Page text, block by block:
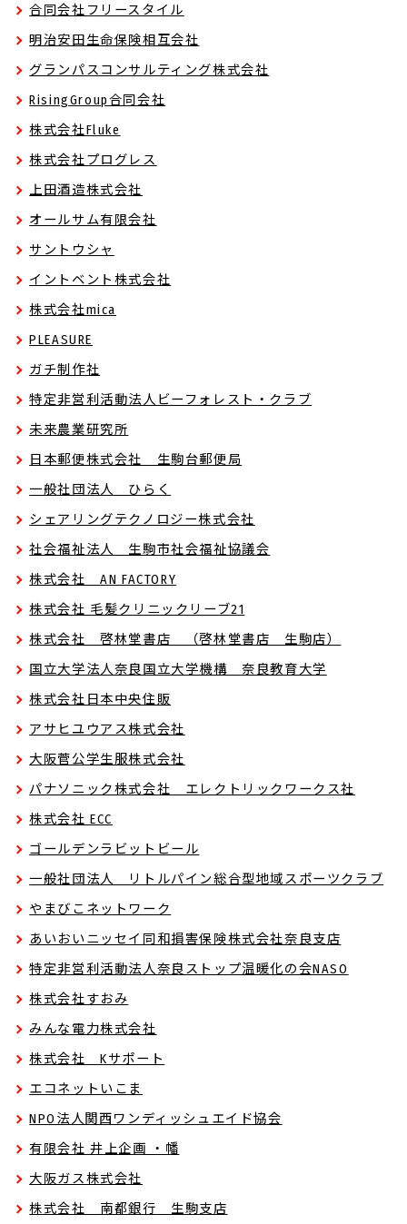
合同会社フリースタイル
明治安田生命保険相互会社
グランパスコンサルティング株式会社
RisingGroup合同会社
株式会社Fluke
株式会社プログレス
上田酒造株式会社
オールサム有限会社
サントウシャ
イントベント株式会社
株式会社mica
PLEASURE
ガチ制作社
特定非営利活動法人ビーフォレスト・クラブ
未来農業研究所
日本郵便株式会社 生駒台郵便局
一般社団法人 ひらく
シェアリングテクノロジー株式会社
社会福祉法人 生駒市社会福祉協議会
株式会社 AN FACTORY
株式会社 毛髪クリニックリーブ21
株式会社 啓林堂書店 （啓林堂書店 生駒店）
国立大学法人奈良国立大学機構 奈良教育大学
株式会社日本中央住販
アサヒユウアス株式会社
大阪菅公学生服株式会社
パナソニック株式会社 エレクトリックワークス社
株式会社 ECC
ゴールデンラビットビール
一般社団法人 リトルパイン総合型地域スポーツクラブ
やまびこネットワーク
あいおいニッセイ同和損害保険株式会社奈良支店
特定非営利活動法人奈良ストップ温暖化の会NASO
株式会社すおみ
みんな電力株式会社
株式会社 Kサポート
エコネットいこま
NPO法人関西ワンディッシュエイド協会
有限会社 井上企画 ・幡
大阪ガス株式会社
株式会社 南都銀行 生駒支店